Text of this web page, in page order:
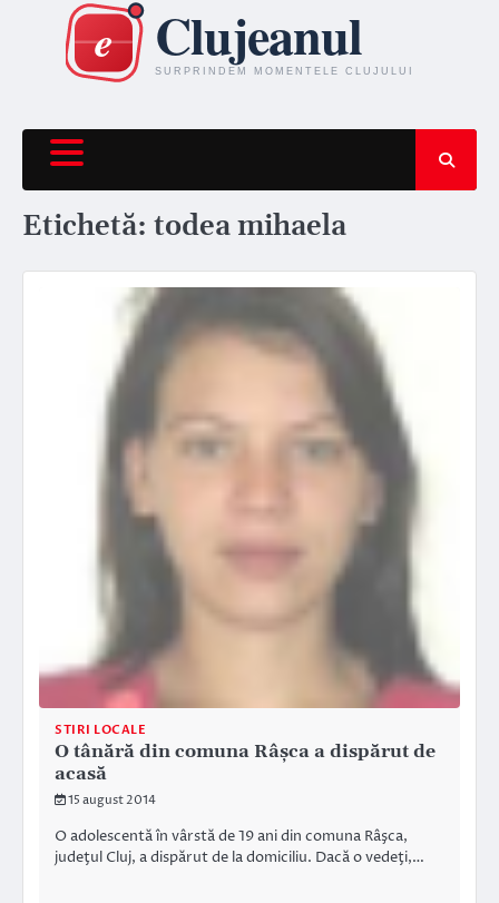
content
Etichetă: todea mihaela
STIRI LOCALE
O tânără din comuna Râșca a dispărut de
acasă
15 august 2014
O adolescentă în vârstă de 19 ani din comuna Râşca,
judeţul Cluj, a dispărut de la domiciliu. Dacă o vedeţi,…